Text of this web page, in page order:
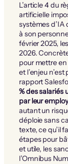
L’article 4 du
artificielle
systèmes d’IA
à son
février 2025,
2026.
pour mettre en
et l’enjeu
rapport
% des salariés
par leur
autant un
déploie sans
texte, ce qu’il
étapes pour
et utile, les
l’Omnibus